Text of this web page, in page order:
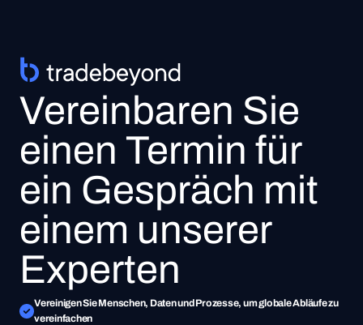
Vereinbaren Sie
einen Termin für
ein Gespräch mit
einem unserer
Experten
Vereinigen Sie Menschen, Daten und Prozesse, um globale Abläufe zu
vereinfachen